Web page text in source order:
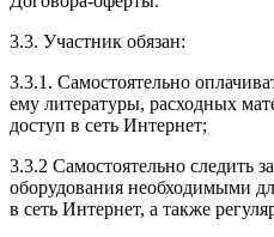
3.3. Участник обязан:
3.3.1. Cамостоятельно
ему литературы, расходных
доступ в сеть Интернет;
3.3.2 Самостоятельно следить
оборудования необходимыми
в сеть Интернет, а также